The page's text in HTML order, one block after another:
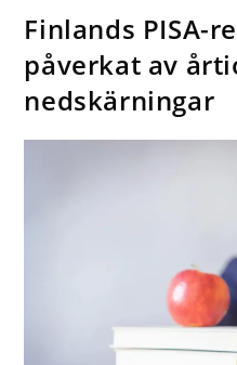
Finlands PISA-
påverkat av
nedskärningar